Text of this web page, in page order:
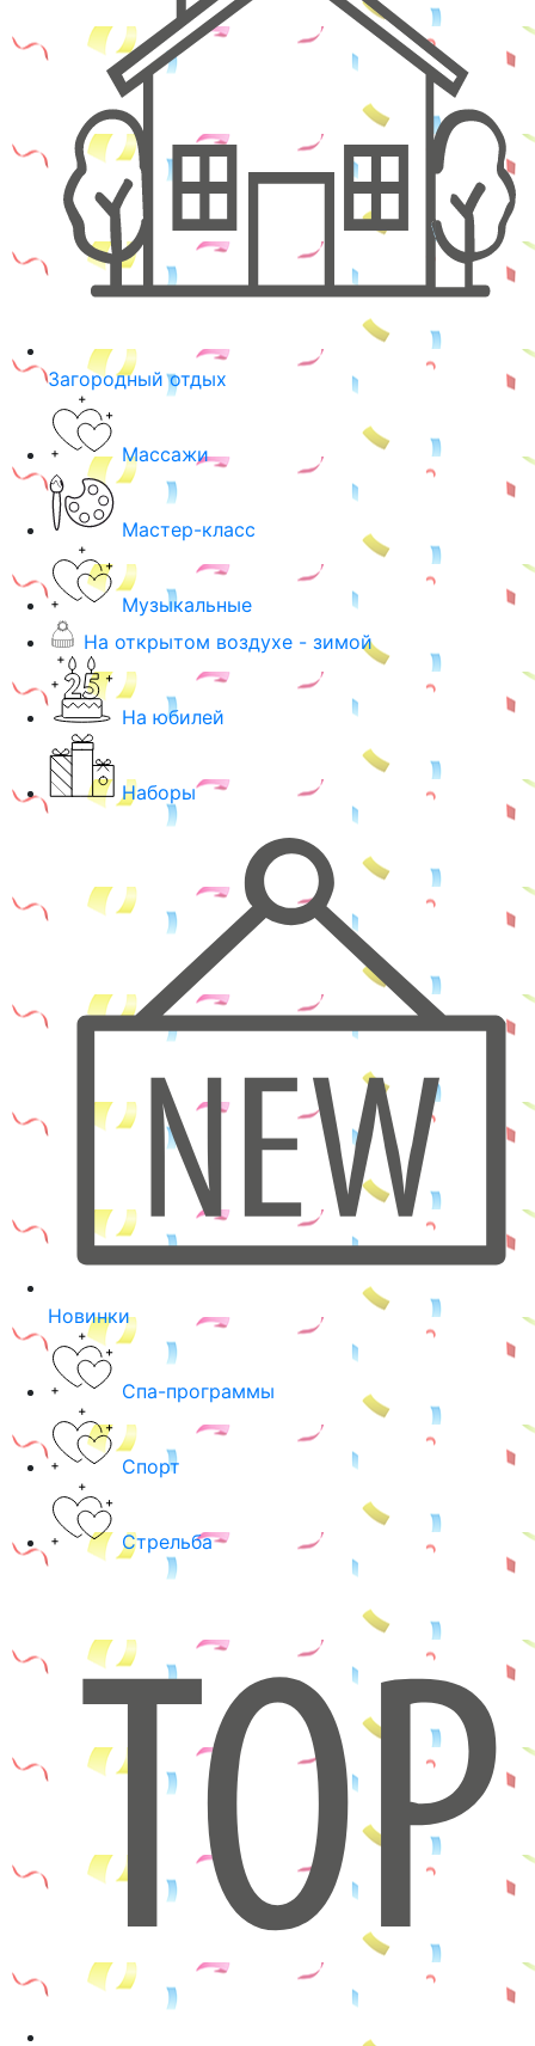
Загородный отдых
Массажи
Мастер-класс
Музыкальные
На открытом воздухе - зимой
На юбилей
Наборы
Новинки
Спа-программы
Спорт
Стрельба